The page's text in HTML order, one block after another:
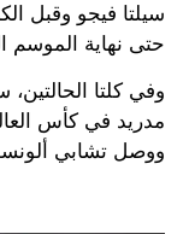
سيلتا فيجو وقبل
حتى نهاية الموسم
وفي كلتا
ووصل تشابي